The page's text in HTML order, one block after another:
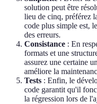
solution peut être
lieu de cinq, préférez
code plus simple est,
des erreurs.
Consistance : En
formats et une
assurez une certaine
améliore la
Tests : Enfin, le
code garantit qu'il
la régression lors de